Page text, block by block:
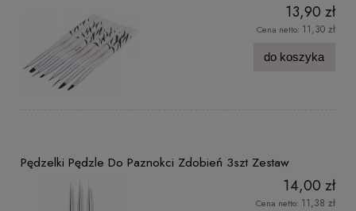
13,90 zł
Cena netto: 11,30 zł
do koszyka
Pędzelki Pędzle Do Paznokci Zdobień 3szt Zestaw
14,00 zł
Cena netto: 11,38 zł